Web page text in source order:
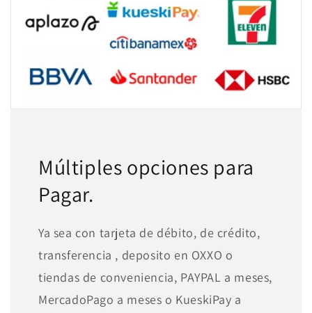
Múltiples opciones para
Pagar.
Ya sea con tarjeta de débito, de crédito,
transferencia , deposito en OXXO o
tiendas de conveniencia, PAYPAL a meses,
MercadoPago a meses o KueskiPay a